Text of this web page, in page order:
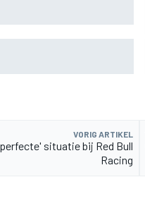
VORIG ARTIKEL
situatie bij Red Bull
Racing